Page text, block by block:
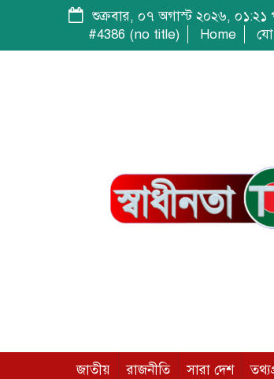
শুক্রবার, ০৭ অগাস্ট ২০২৬, ০১:২১
#4386 (no title)
Home
জাতীয় রাজনীতি সারা দেশ